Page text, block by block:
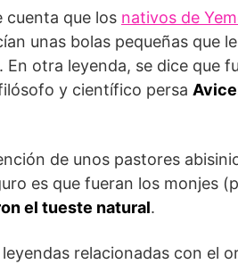
cuenta que los nativos de
unas bolas pequeñas que
En otra leyenda, se dice que
y científico persa
de unos pastores
es que fueran los monjes
el tueste natural.
relacionadas con el